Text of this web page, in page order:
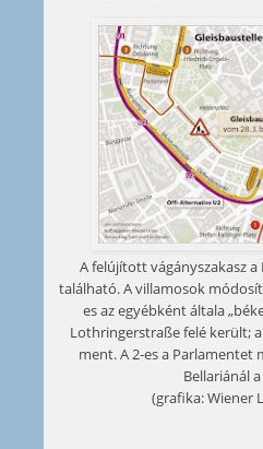
A felújított vágányszakasz
található. A villamosok
es az egyébként általa
Lothringerstraße felé került;
ment. A 2-es a Parlamentet
Bellariánál
(grafika: Wiener